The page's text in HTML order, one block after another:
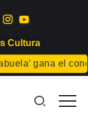
Cultura
gana el